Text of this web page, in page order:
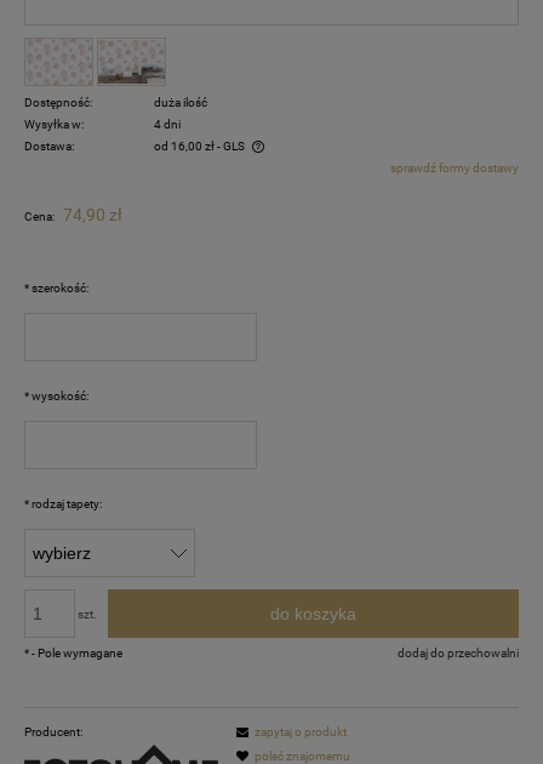
Dostępność:
duża ilość
Wysyłka w:
4 dni
Dostawa:
od 16,00 zł- GLS
Cena nie zawiera ewentualnych kosztów płatnościsprawdź formy dostawy
Cena: 74,90 zł
*szerokość:
*wysokość:
*rodzaj tapety:
szt. do koszyka
dodaj do przechowalni
*- Pole wymagane
Producent:
zapytaj o produkt
poleć znajomemu